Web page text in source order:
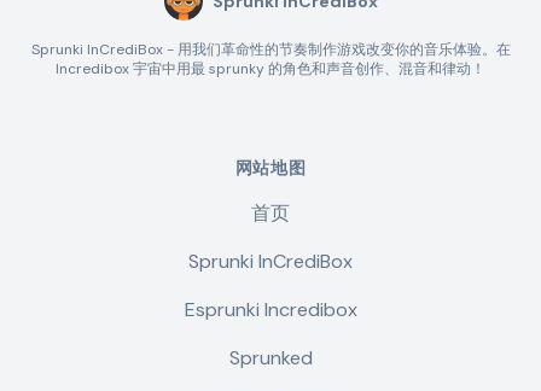
Sprunki InCrediBox - 用我们革命性的节奏制作游戏改变你的音乐体验。在
Incredibox 宇宙中用最 sprunky 的角色和声音创作、混音和律动！
网站地图
首页
Sprunki InCrediBox
Esprunki Incredibox
Sprunked